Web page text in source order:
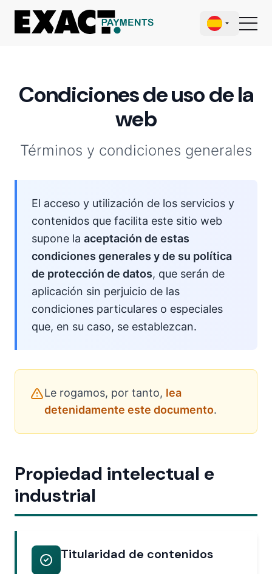
Condiciones de uso de la
web
Términos y condiciones generales
El acceso y utilización de los servicios y
contenidos que facilita este sitio web
supone la aceptación de estas
condiciones generales y de su política
de protección de datos, que serán de
aplicación sin perjuicio de las
condiciones particulares o especiales
que, en su caso, se establezcan.
Le rogamos, por tanto, lea
detenidamente este documento.
Propiedad intelectual e
industrial
Titularidad de contenidos